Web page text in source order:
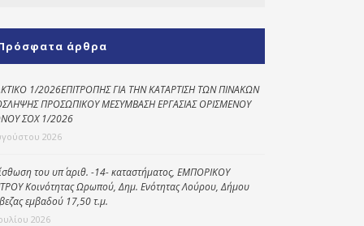
Kοινωνικό
φαρμακείο
Πρόγραμμα
Φροντίδας
Ηλικιωμένων
(Κ.Η.Φ.Η.) Πρέβεζας
άρθρα
1/2026ΕΠΙΤΡΟΠΗΣ ΓΙΑ ΤΗΝ ΚΑΤΑΡΤΙΣΗ ΤΩΝ ΠΙΝΑΚΩΝ
ΠΡΟΣΩΠΙΚΟΥ ΜΕΣΥΜΒΑΣΗ ΕΡΓΑΣΙΑΣ ΟΡΙΣΜΕΝΟΥ
ΣΟΧ 1/2026
2026
του υπ΄ αριθ. -14- καταστήματος, ΕΜΠΟΡΙΚΟΥ
Κοινότητας Ωρωπού, Δημ. Ενότητας Λούρου, Δήμου
εμβαδού 17,50 τ.μ.
2026